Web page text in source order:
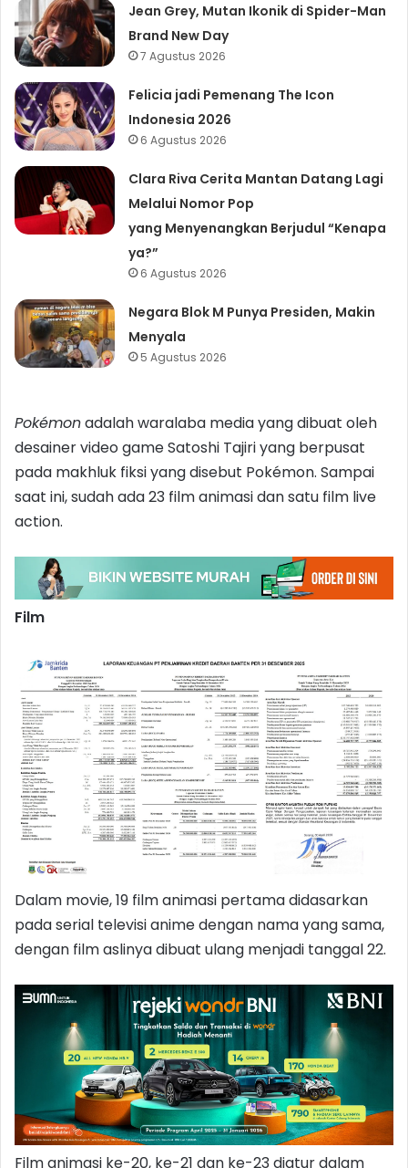
Jean Grey, Mutan Ikonik di Spider-Man
Brand New Day
7 Agustus 2026
Felicia jadi Pemenang The Icon
Indonesia 2026
6 Agustus 2026
Clara Riva Cerita Mantan Datang Lagi
Melalui Nomor Pop
yang Menyenangkan Berjudul “Kenapa
ya?”
6 Agustus 2026
Negara Blok M Punya Presiden, Makin
Menyala
5 Agustus 2026
Pokémonadalah waralaba media yang dibuat oleh
desainer video game Satoshi Tajiri yang berpusat
pada makhluk fiksi yang disebut Pokémon. Sampai
saat ini, sudah ada 23 film animasi dan satu film live
action.
Film
Dalam movie, 19 film animasi pertama didasarkan
pada serial televisi anime dengan nama yang sama,
dengan film aslinya dibuat ulang menjadi tanggal 22.
Film animasi ke-20, ke-21 dan ke-23 diatur dalam